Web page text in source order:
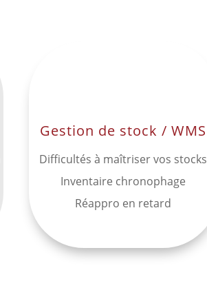
Gestion de stock / WMS
Difficultés à maîtriser vos stocks
Inventaire chronophage
Réappro en retard